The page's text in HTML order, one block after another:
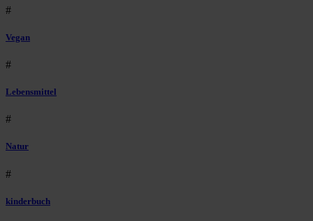
#
Vegan
#
Lebensmittel
#
Natur
#
kinderbuch